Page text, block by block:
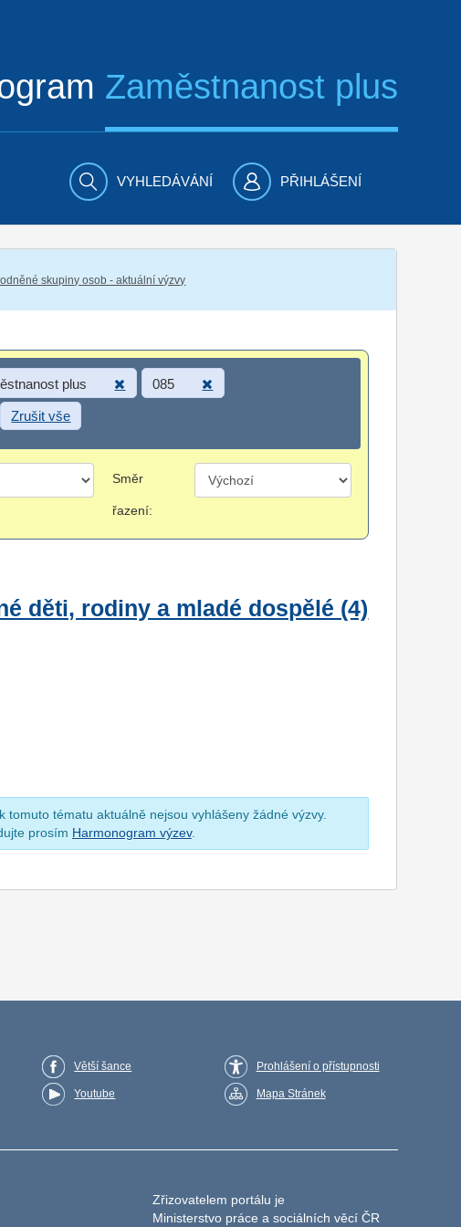
Zaměstnanost plus
VYHLEDÁVÁNÍ PŘIHLÁŠENÍ
skupiny osob - aktuální výzvy
plus 085
Zrušit vše
Směr
řazení:
děti, rodiny a mladé dospělé (4)
tématu aktuálně nejsou vyhlášeny žádné výzvy.
prosím Harmonogram výzev.
Větší šance
Youtube
Prohlášení o přístupnosti
Mapa Stránek
Zřizovatelem portálu je
Ministerstvo práce a sociálních věcí ČR